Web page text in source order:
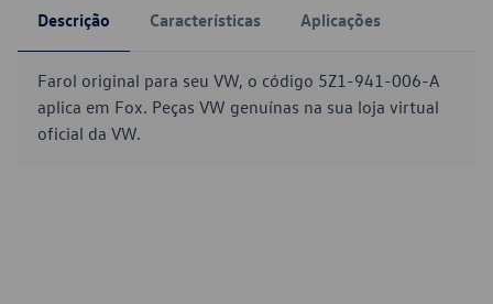
Descrição Características Aplicações
Farol original para seu VW, o código 5Z1-941-006-A
aplica em Fox. Peças VW genuínas na sua loja virtual
oficial da VW.